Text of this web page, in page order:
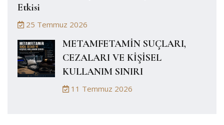
Etkisi
25 Temmuz 2026
METAMFETAMİN SUÇLARI,
CEZALARI VE KİŞİSEL
KULLANIM SINIRI
11 Temmuz 2026